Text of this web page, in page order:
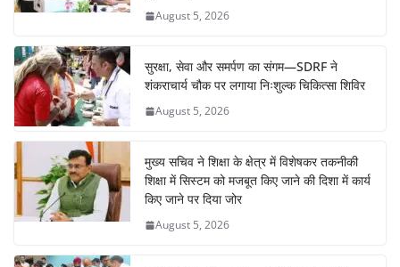
August 5, 2026
सुरक्षा, सेवा और समर्पण का संगम—SDRF ने
शंकराचार्य चौक पर लगाया निःशुल्क चिकित्सा शिविर
August 5, 2026
मुख्य सचिव ने शिक्षा के क्षेत्र में विशेषकर तकनीकी
शिक्षा में सिस्टम को मजबूत किए जाने की दिशा में कार्य
किए जाने पर दिया जोर
August 5, 2026